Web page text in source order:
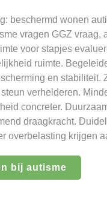
beschermd wonen
vragen GGZ vraag,
voor stapjes
ruimte.
en stabiliteit.
verhelderen.
concreter.
draagkracht.
overbelasting krijgen
bij autisme